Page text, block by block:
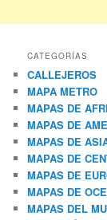
CATEGORÍAS
CALLEJEROS
MAPA METRO
MAPAS DE
MAPAS DE
MAPAS DE
MAPAS DE
MAPAS DE
MAPAS DE
MAPAS DEL